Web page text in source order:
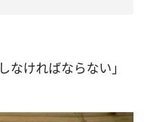
ければならない」